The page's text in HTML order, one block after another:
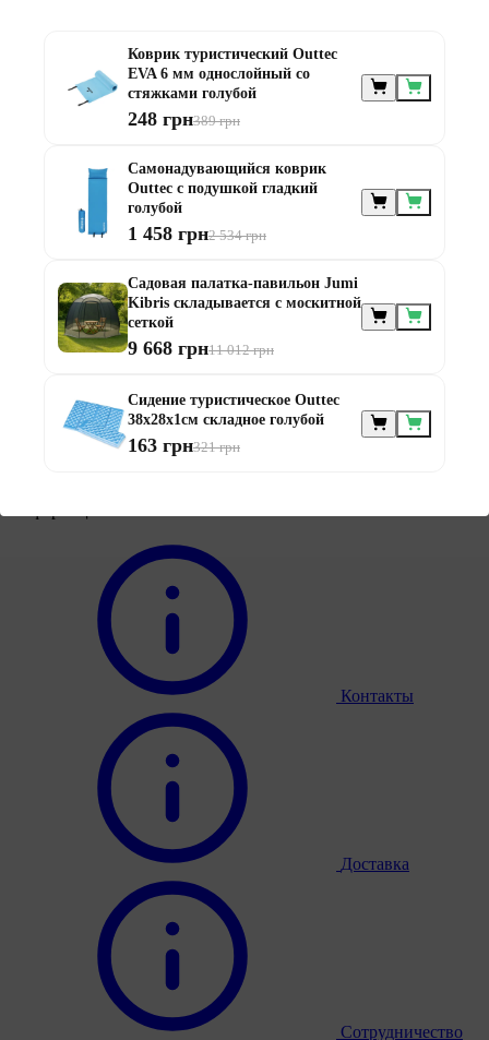
назначению
Мебель для беседки
Мебель для дачи
Мебель для террасы
Мебель из ротанга
Контакты
Доставка
Сотрудничество
Коврик туристический Outtec
EVA 6 мм однослойный со
стяжками голубой
248 грн389 грн
Самонадувающийся коврик
Outtec с подушкой гладкий
голубой
1 458 грн2 534 грн
Садовая палатка-павильон Jumi
Kibris складывается с москитной
сеткой
9 668 грн11 012 грн
Сидение туристическое Outtec
38x28x1см складное голубой
163 грн321 грн